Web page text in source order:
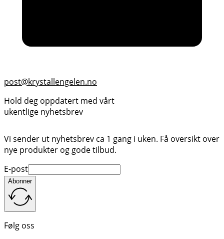
post@krystallengelen.no
Hold deg oppdatert med vårt
ukentlige nyhetsbrev
Vi sender ut nyhetsbrev ca 1 gang i uken. Få oversikt over
nye produkter og gode tilbud.
E-post
Abonner
Følg oss